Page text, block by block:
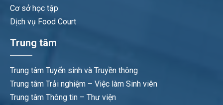
Cơ sở học tập
Dịch vụ Food Court
Trung tâm
Trung tâm Tuyển sinh và Truyền thông
Trung tâm Trải nghiệm – Việc làm Sinh viên
Trung tâm Thông tin – Thư viện